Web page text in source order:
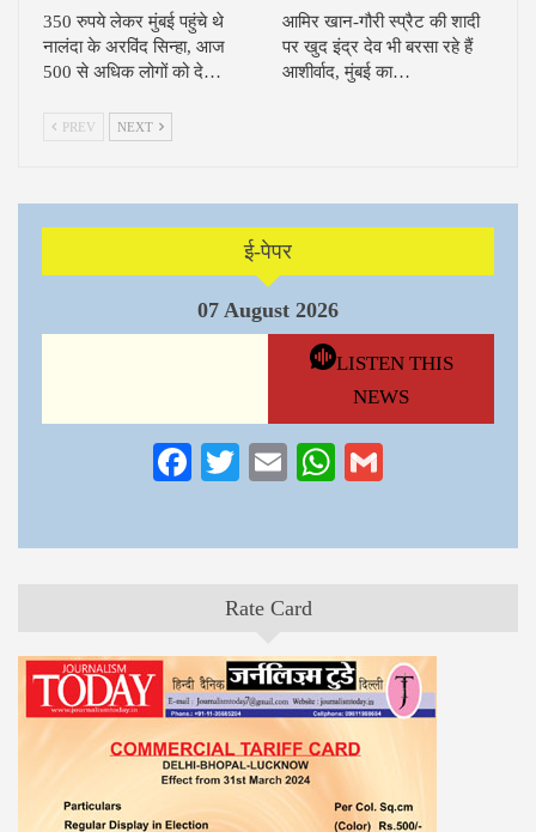
350 रुपये लेकर मुंबई पहुंचे थे
नालंदा के अरविंद सिन्हा, आज
500 से अधिक लोगों को दे…
आमिर खान-गौरी स्प्रैट की शादी
पर खुद इंद्र देव भी बरसा रहे हैं
आशीर्वाद, मुंबई का…
PREV NEXT
ई-पेपर
07 August 2026
LISTEN THIS
NEWS
Facebook
TwitterEmailWhatsApp
Rate Card